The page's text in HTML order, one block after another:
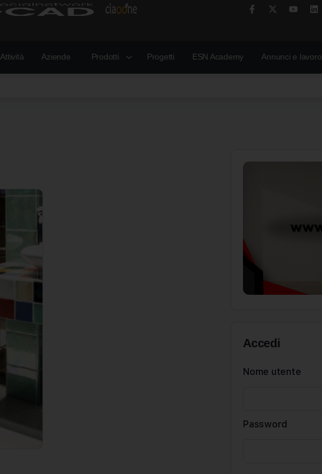
Attività Aziende Prodotti Progetti ESN Academy Annunci e lavoro
Accedi
Nome utente
Password